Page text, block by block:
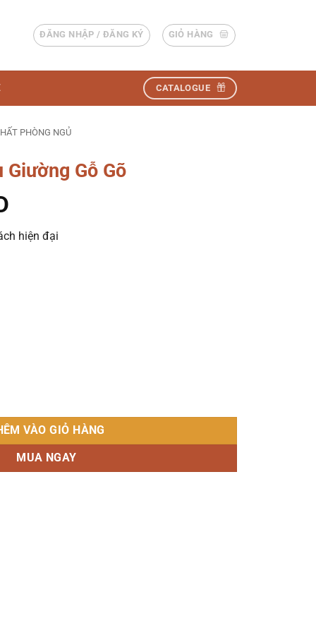
ĐĂNG NHẬP / ĐĂNG KÝ GIỎ HÀNG
CATALOGUE
PHÒNG NGỦ
Gỗ Gõ
hiện đại
VÀO GIỎ HÀNG
MUA NGAY